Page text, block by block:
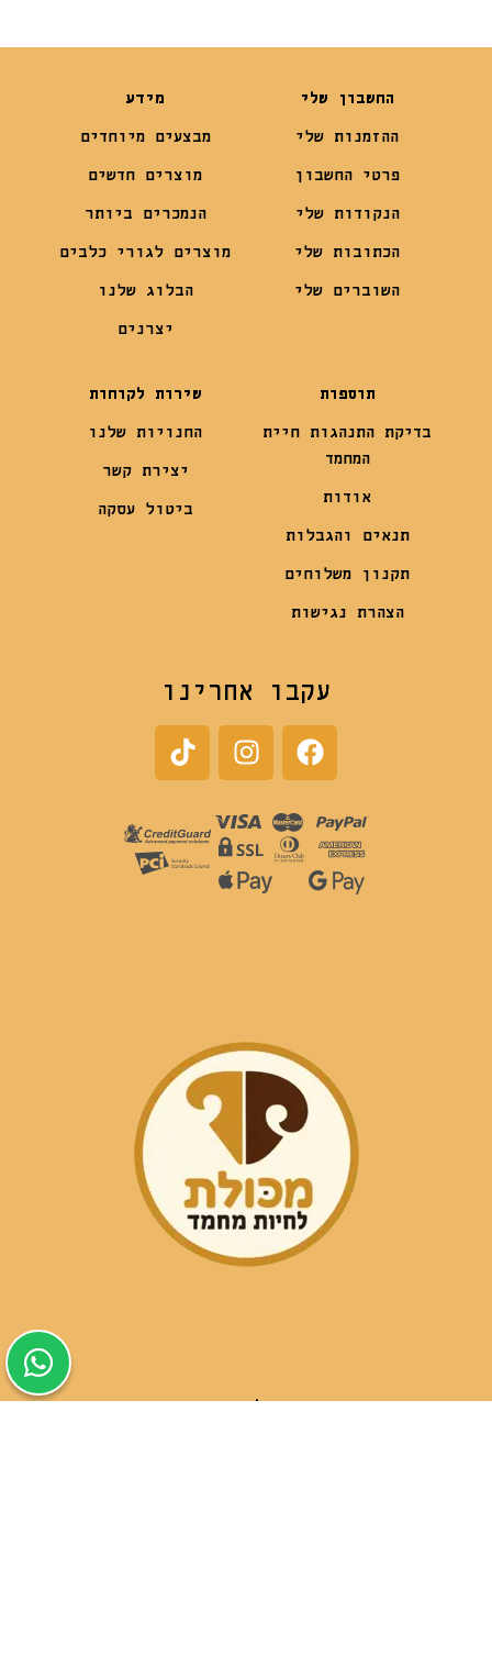
החשבון שלי
ההזמנות שלי
פרטי החשבון
הנקודות שלי
הכתובות שלי
השוברים שלי
מידע
מבצעים מיוחדים
מוצרים חדשים
הנמכרים ביותר
מוצרים לגורי כלבים
הבלוג שלנו
יצרנים
תוספות
בדיקת התנהגות חיית
המחמד
אודות
תנאים והגבלות
תקנון משלוחים
הצהרת נגישות
שירות לקוחות
החנויות שלנו
יצירת קשר
ביטול עסקה
עקבו אחרינו
שעות פעילות הסניפים: